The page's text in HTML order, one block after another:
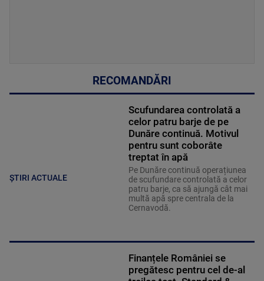
RECOMANDĂRI
ȘTIRI ACTUALE
Scufundarea controlată a
celor patru barje de pe
Dunăre continuă. Motivul
pentru sunt coborâte
treptat în apă
Pe Dunăre continuă operațiunea
de scufundare controlată a celor
patru barje, ca să ajungă cât mai
multă apă spre centrala de la
Cernavodă.
Finanțele României se
pregătesc pentru cel de-al